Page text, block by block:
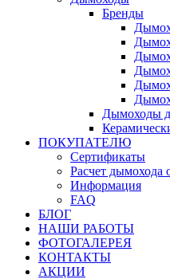
Бренды
Дымоходы
ПОКУПАТЕЛЮ
Сертификаты
Расчет дымохода
Информация
FAQ
БЛОГ
НАШИ РАБОТЫ
ФОТОГАЛЕРЕЯ
КОНТАКТЫ
АКЦИИ